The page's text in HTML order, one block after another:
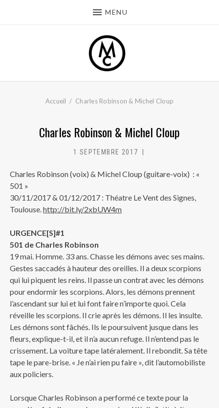
MENU
Accueil Charles Robinson & Michel Cloup
Charles Robinson & Michel Cloup
1 SEPTEMBRE 2017
Charles Robinson (voix) & Michel Cloup (guitare-voix) : «
501 »
30/11/2017 & 01/12/2017 : Théatre Le Vent des Signes,
Toulouse.http://bit.ly/2xbUW4m
URGENCE[S]#1
501 de Charles Robinson
19 mai. Homme. 33 ans. Chasse les démons avec ses mains.
Gestes saccadés à hauteur des oreilles. Il a deux scorpions
qui lui piquent les reins. Il passe un contrat avec les démons
pour endormir les scorpions. Alors, les démons prennent
l’ascendant sur lui et lui font faire n’importe quoi. Cela
réveille les scorpions. Il crie après les démons. Il les insulte.
Les démons sont fâchés. Ils le poursuivent jusque dans les
fleurs, explique-t-il, et il n’a aucun refuge. Il n’entend pas le
crissement. La voiture tape latéralement. Il rebondit. Sa tête
tape le pare-brise. « Je n’ai rien pu faire », dit l’automobiliste
aux policiers.
Lorsque Charles Robinson a performé ce texte pour la